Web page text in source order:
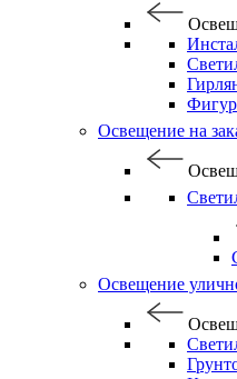
Освещение на
Освещение